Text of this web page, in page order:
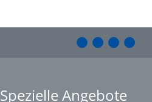
Spezielle Angebote